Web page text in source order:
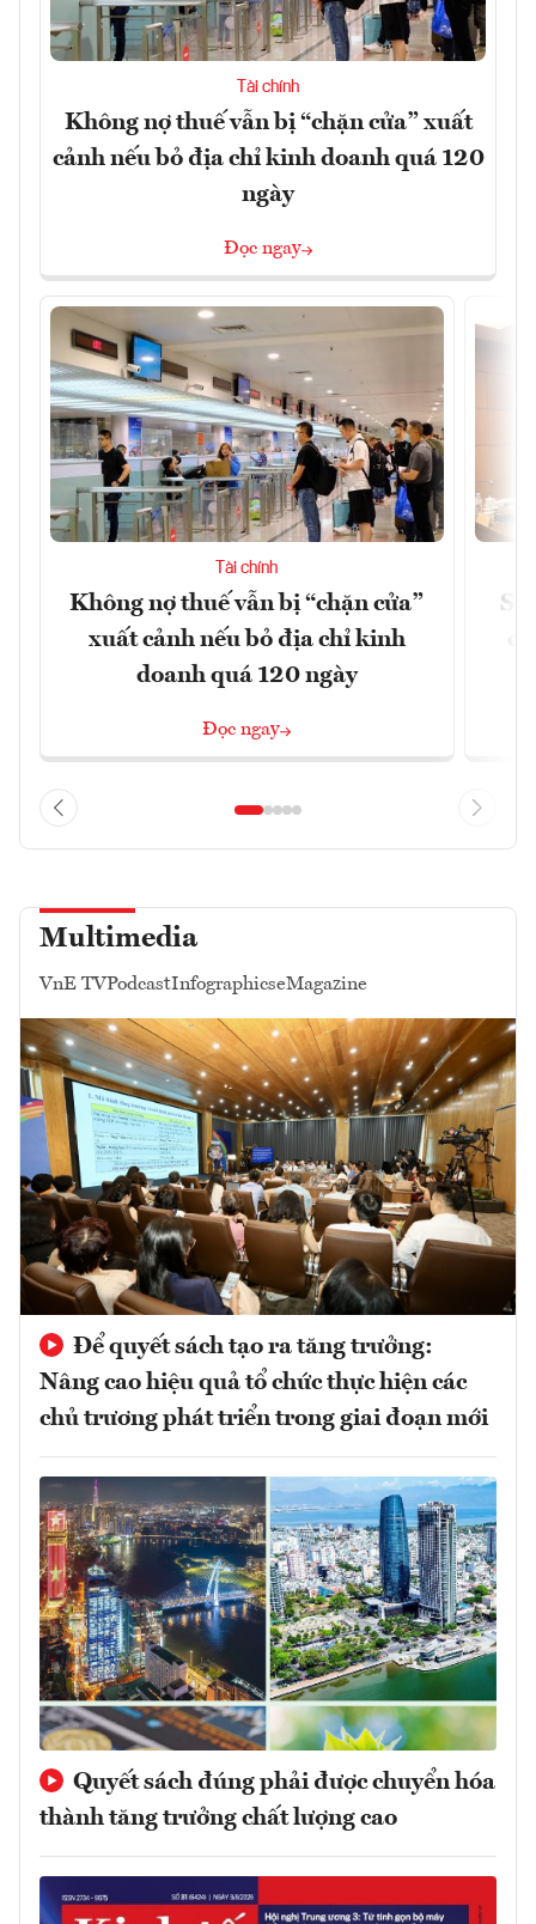
Tài chính
Không nợ thuế vẫn bị “chặn cửa” xuất
cảnh nếu bỏ địa chỉ kinh doanh quá 120
ngày
Đọc ngay
Tài chính
Không nợ thuế vẫn bị “chặn cửa”
xuất cảnh nếu bỏ địa chỉ kinh
doanh quá 120 ngày
Đọc ngay
Multimedia
VnE TVPodcastInfographicseMagazine
Để quyết sách tạo ra tăng trưởng:
Nâng cao hiệu quả tổ chức thực hiện các
chủ trương phát triển trong giai đoạn mới
Quyết sách đúng phải được chuyển hóa
thành tăng trưởng chất lượng cao